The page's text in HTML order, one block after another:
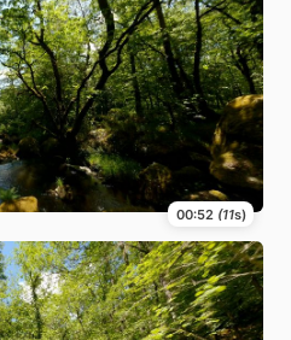
00:52 (11s)